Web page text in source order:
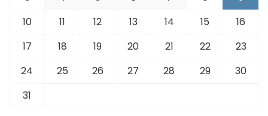
10
11 12 13 14 15
16
17
18 19 20 21 22
23
24
25 26 27 28 29
30
31